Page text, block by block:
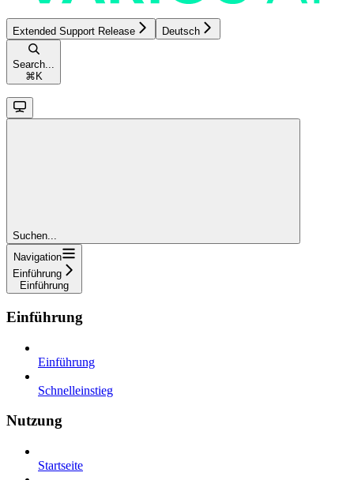
Extended Support Release Deutsch
Search...
⌘ K
Suchen...
Navigation
Einführung
Einführung
Einführung
Einführung
Schnelleinstieg
Nutzung
Startseite